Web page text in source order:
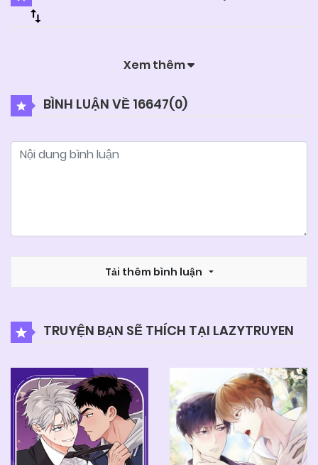
Xem thêm
BÌNH LUẬN VỀ 16647(0)
Tải thêm bình luận
TRUYỆN BẠN SẼ THÍCH TẠI LAZYTRUYEN